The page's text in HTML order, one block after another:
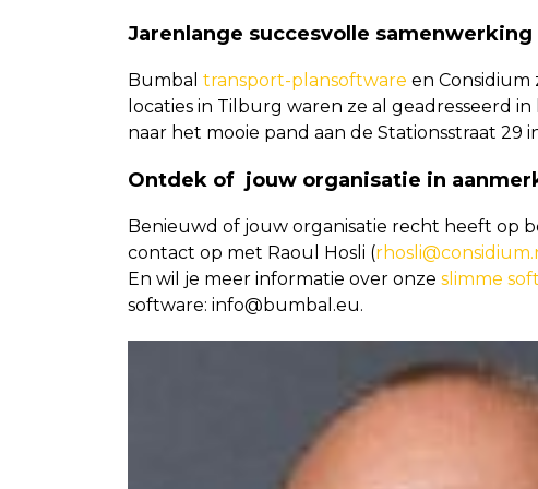
Jarenlange succesvolle samenwerking
Bumbal transport-plansoftware en Considium
locaties in Tilburg waren ze al geadresseerd
naar het mooie pand aan de Stationsstraat 29
Ontdek of jouw organisatie in
Benieuwd of jouw organisatie recht heeft op
contact op met Raoul Hosli (
En wil je meer informatie over onze slimme
software: info@bumbal.eu.